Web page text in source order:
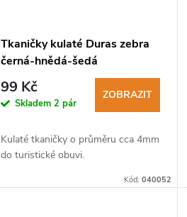
Tkaničky kulaté Duras zebra
černá-hnědá-šedá
99 Kč
Skladem 2 pár
ZOBRAZIT
Kulaté tkaničky o průměru cca 4mm
do turistické obuvi.
Kód:040052